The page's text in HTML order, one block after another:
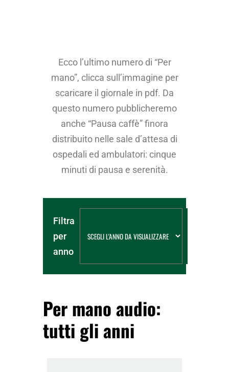
Ecco l’ultimo numero di “Per
mano”, clicca sull’immagine per
scaricare il giornale in pdf. Da
questo numero pubblicheremo
anche “Pausa caffè” finora
distribuito nelle sale d’attesa di
ospedali ed ambulatori: cinque
minuti di pausa e serenità.
Filtra
per
anno
Per mano audio:
tutti gli anni